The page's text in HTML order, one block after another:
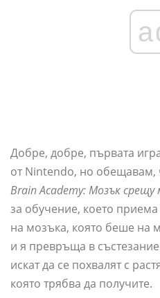
Добре, добре, първата
от Nintendo, но обещавам,
Brain Academy: Мозък срещу
за обучение, което
на мозъка, която беше на
и я превръща в
искат да се похвалят с
която трябва да получите.